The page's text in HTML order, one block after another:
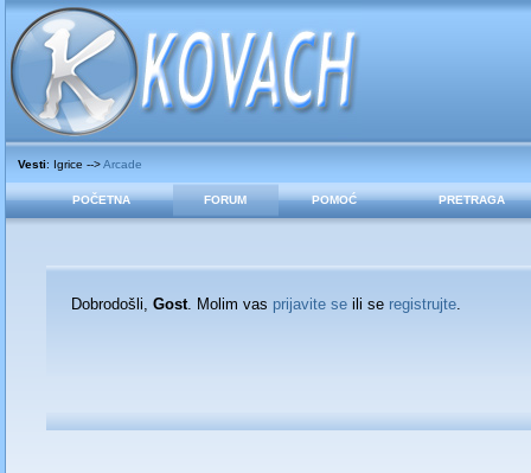
Vesti: Igrice -->Arcade
POČETNA FORUM POMOĆ PRETRAGA
Dobrodošli, Gost. Molim vas prijavite seili se registrujte.